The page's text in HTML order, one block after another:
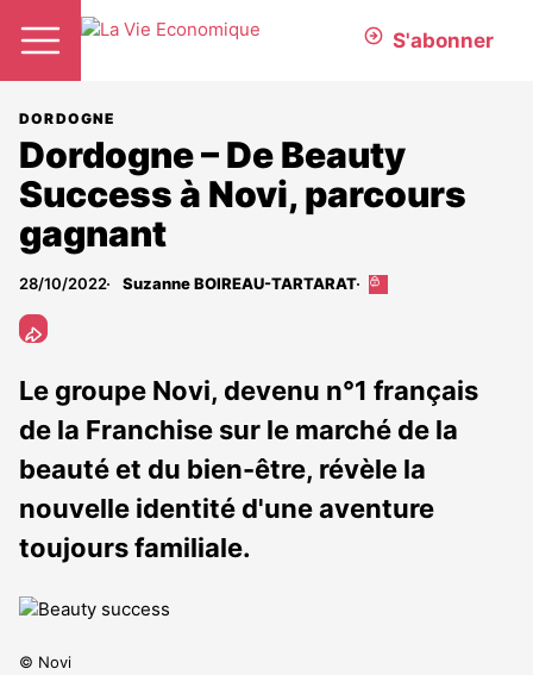
S'abonner
DORDOGNE
Dordogne – De Beauty
Success à Novi, parcours
gagnant
28/10/2022 Suzanne BOIREAU-TARTARAT
Cet
aux
abonnés
Le groupe Novi, devenu n°1 français
de la Franchise sur le marché de la
beauté et du bien-être, révèle la
nouvelle identité d'une aventure
toujours familiale.
© Novi